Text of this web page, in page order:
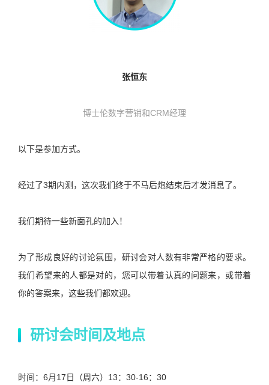
张恒东
博士伦数字营销和CRM经理
以下是参加方式。
经过了3期内测，这次我们终于不马后炮结束后才发消息了。
我们期待一些新面孔的加入！
为了形成良好的讨论氛围，研讨会对人数有非常严格的要求。
我们希望来的人都是对的，您可以带着认真的问题来，或带着
你的答案来，这些我们都欢迎。
研讨会时间及地点
时间： 6月17日（周六） 13： 30-16： 30